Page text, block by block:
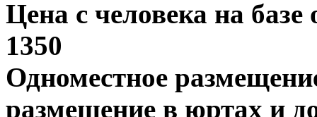
Цена с человека на
1350
Одноместное
размещение в юртах и